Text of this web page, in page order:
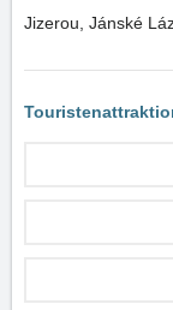
Jizerou, Jánské